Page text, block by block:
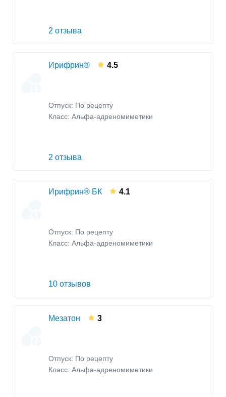
2 отзыва
Ирифрин® 4.5
Отпуск: По рецепту
Класс: Альфа-адреномиметики
2 отзыва
Ирифрин® БК 4.1
Отпуск: По рецепту
Класс: Альфа-адреномиметики
10 отзывов
Мезатон 3
Отпуск: По рецепту
Класс: Альфа-адреномиметики